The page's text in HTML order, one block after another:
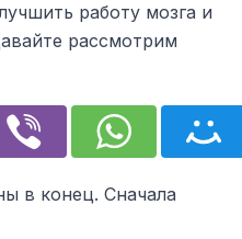
работу мозга и
рассмотрим
в конец. Сначала